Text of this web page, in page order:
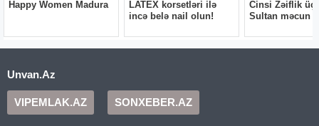
Unvan.Az
VIPEMLAK.AZ SONXEBER.AZ